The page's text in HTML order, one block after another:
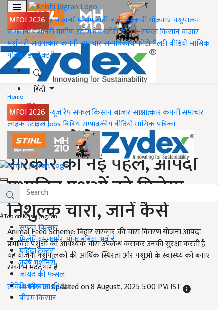
MFOI 2026 होमख़बरेंमौसमखेती-बाड़ीसरकारी योजनाएंपशुपालन
बागवानीमशीनरीग्रामीण उद्योगवेब स्टोरी#FTBसफल किसानबाजार
मशीनरीसाक्षात्कारकंपनी समाचारसम्पादकीयफोटो गैलरीवीडियोमासिक
पत्रिकाडायरेक्टरी
हिंदी
MFOI 2026 न्यूज़ रैपसफल किसानबाजारसाक्षात्कारकंपनी समाचार
लाइफ स्टाइलJobsविविधसम्पादकीयवीडियोमासिक पत्रिका
#Top on Krishi Jagran
सफल किसान
मिलेनियर फार्मर ऑफ इंडिया अवॉर्ड
महिंद्रा ट्रैक्टर्स
कृषि मशीनरी
जायद की फसल
बिज़नेस आइडियाज
पीएम किसान
Home
ख़बरें
पशुपालकों के लिए राज्य
सरकार की नई पहल, आपदा
प्रभावित पशुओं को मिलेगा
निशुल्क चारा, जानें कैसे
Animal Feed Scheme: बिहार सरकार की चारा वितरण योजना आपदा
प्रभावित पशुओं को आवश्यक चारा उपलब्ध कराकर उनकी सुरक्षा करती है.
यह योजना पशुपालकों की आर्थिक स्थिरता और पशुओं के स्वास्थ्य को बनाए
रखने में मददगार है.
लोकेश निरवालUpdated on 8 August, 2025 5:00 PM IST